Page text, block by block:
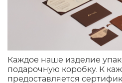
Каждое наше изделие
подарочную коробку. К
предоставляется